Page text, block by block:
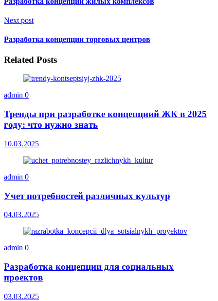
Next post
Разработка концепции торговых центров
Related Posts
admin 0
Тренды при разработке концепциий ЖК в 2025
году: что нужно знать
10.03.2025
admin 0
Учет потребностей различных культур
04.03.2025
admin 0
Разработка концепции для социальных
проектов
03.03.2025